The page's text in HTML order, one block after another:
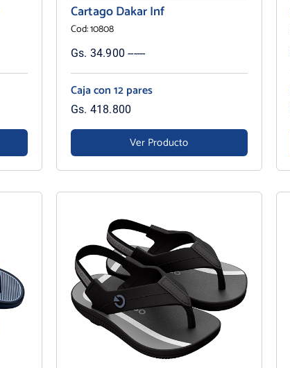
Cartago Dakar Inf
Cod: 10808
Gs. 34.900 ------
Caja con 12 pares
Gs. 418.800
Ver Producto